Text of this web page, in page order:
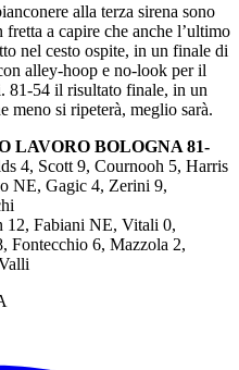
alla terza sirena sono
a capire che anche l’ultimo
nel cesto ospite, in un finale di
alley-hoop e no-look per il
81-54 il risultato finale, in un
meno si ripeterà, meglio sarà.
LAVORO BOLOGNA 81-
4, Scott 9, Cournooh 5, Harris
NE, Gagic 4, Zerini 9,
12, Fabiani NE, Vitali 0,
Fontecchio 6, Mazzola 2,